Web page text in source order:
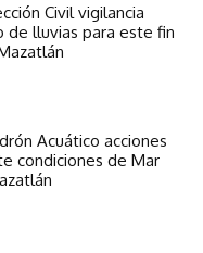
Civil vigilancia
de lluvias para este fin
Acuático acciones
condiciones de Mar